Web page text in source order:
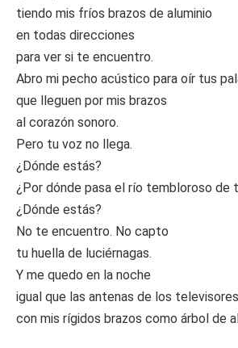
tiendo mis fríos brazos de aluminio
en todas direcciones
para ver si te encuentro.
Abro mi pecho acústico para oír tus
que lleguen por mis brazos
al corazón sonoro.
Pero tu voz no llega.
¿Dónde estás?
¿Por dónde pasa el río tembloroso de
¿Dónde estás?
No te encuentro. No capto
tu huella de luciérnagas.
Y me quedo en la noche
igual que las antenas de los televisores
con mis rígidos brazos como árbol de